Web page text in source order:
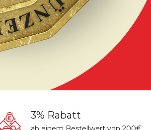
3% Rabatt